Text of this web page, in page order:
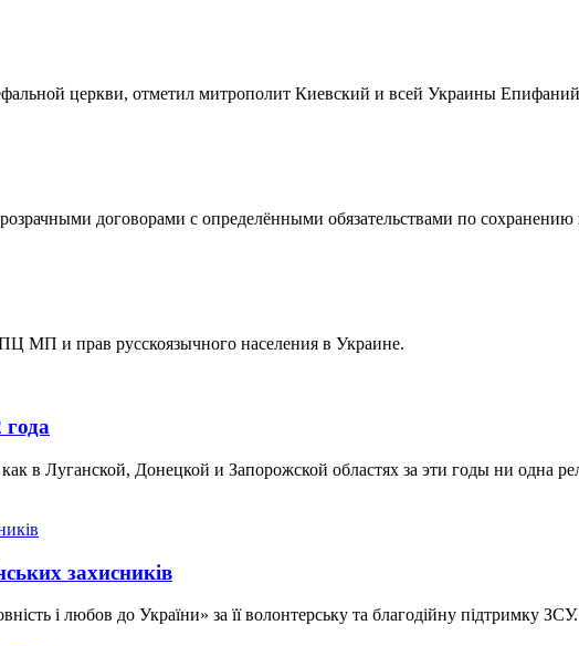
церкви, отметил митрополит Киевский и всей Украины
договорами с определёнными обязательствами по сохранению
МП и прав русскоязычного населения в Украине.
в Луганской, Донецкой и Запорожской областях за эти годы ни
захисників
і любов до України» за її волонтерську та благодійну підтримку ЗСУ.